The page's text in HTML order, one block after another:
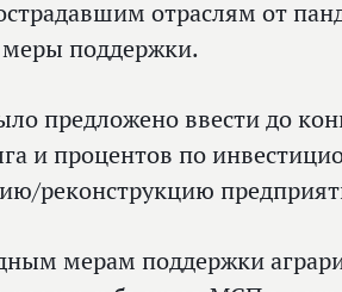
отраслям от
поддержки.
предложено ввести до
и процентов по
реконструкцию
мерам поддержки